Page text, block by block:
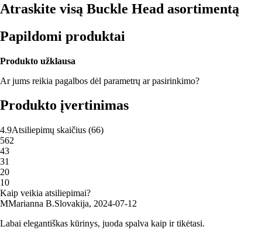
Atraskite visą Buckle Head asortimentą
Papildomi produktai
Produkto užklausa
Ar jums reikia pagalbos dėl parametrų ar pasirinkimo?
Produkto įvertinimas
4.9Atsiliepimų skaičius (66)
562
43
31
20
10
Kaip veikia atsiliepimai?
MMarianna B.Slovakija, 2024‑07‑12
Labai elegantiškas kūrinys, juoda spalva kaip ir tikėtasi.